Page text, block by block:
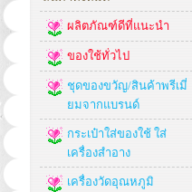
ผลิตภัณฑ์ดีที่แนะนำ
ของใช้ทั่วไป
ชุดของขวัญ/สินค้าพรีเมี่
ยมจากแบรนด์
กระเป๋าใส่ของใช้ ใส่
เครื่องสำอาง
เครื่องวัดอุณหภูมิ